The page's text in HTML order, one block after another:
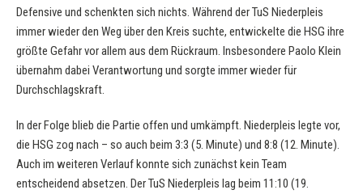
Defensive und schenkten sich nichts. Während der TuS Niederpleis
immer wieder den Weg über den Kreis suchte, entwickelte die HSG ihre
größte Gefahr vor allem aus dem Rückraum. Insbesondere Paolo Klein
übernahm dabei Verantwortung und sorgte immer wieder für
Durchschlagskraft.
In der Folge blieb die Partie offen und umkämpft. Niederpleis legte vor,
die HSG zog nach – so auch beim 3:3 (5. Minute) und 8:8 (12. Minute).
Auch im weiteren Verlauf konnte sich zunächst kein Team
entscheidend absetzen. Der TuS Niederpleis lag beim 11:10 (19.